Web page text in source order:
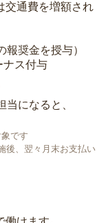
交通費を増額され
報奨金を授与）
ナス付与
になると、
です
後、翌々月末お支払い